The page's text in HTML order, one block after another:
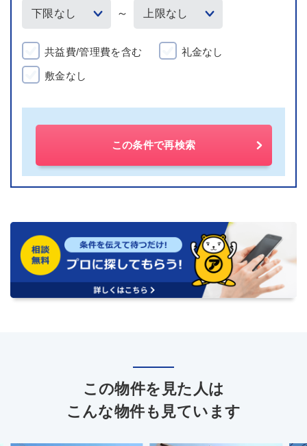
～
共益費/管理費を含む 礼金なし
敷金なし
この条件で再検索
この物件を見た人は
こんな物件も見ています